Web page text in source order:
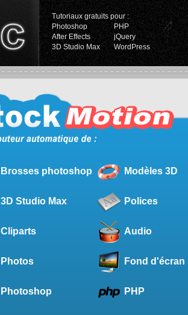
Tutoriaux gratuits pour :
Photoshop
PHP
After Effects
jQuery
3D Studio Max
WordPress
Brosses photoshop Modèles 3D
3D Studio Max Polices
Cliparts Audio
Photos Fond d'écran
Photoshop PHP